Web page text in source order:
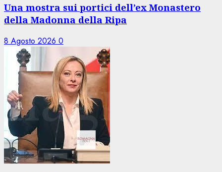
Una mostra sui portici dell’ex Monastero
della Madonna della Ripa
8 Agosto 2026 0